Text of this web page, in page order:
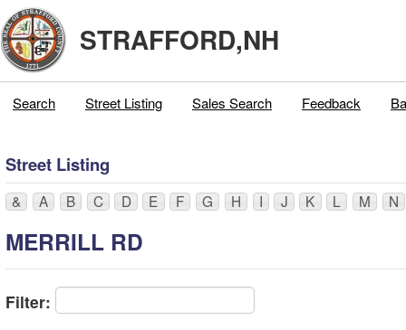
STRAFFORD,NH
Search Street Listing Sales Search Feedback
Street Listing
& A B C D E F G H I J K L M N
MERRILL RD
Filter: